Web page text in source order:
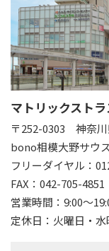
マトリックスト
〒252-0303 神奈
bono相模大野サウ
フリーダイヤル：
FAX：042-705-4851
営業時間：9:00～
定休日：火曜日・水